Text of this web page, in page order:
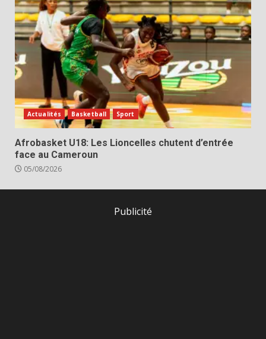
Actualités Basketball Sport
Afrobasket U18: Les Lioncelles chutent d’entrée
face au Cameroun
05/08/2026
Publicité